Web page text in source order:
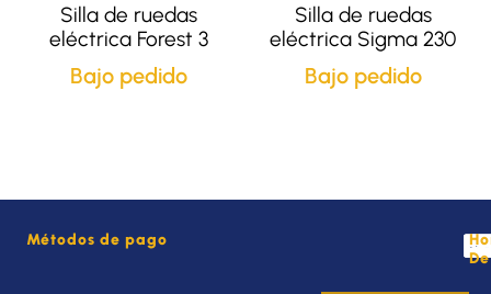
Silla de ruedas
eléctrica Forest 3
Bajo pedido
Silla de ruedas
eléctrica Sigma 230
Bajo pedido
Métodos de pago